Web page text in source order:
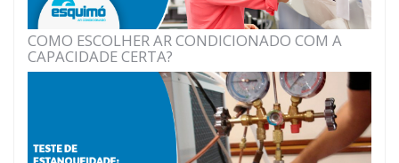
COMO ESCOLHER AR CONDICIONADO COM A
CAPACIDADE CERTA?